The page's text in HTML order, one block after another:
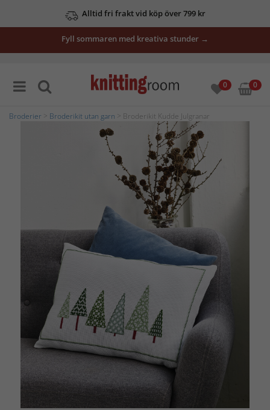
Alltid fri frakt vid köp över 799 kr
Fyll sommaren med kreativa stunder →
0 0
Broderier Broderikit utan garn > Broderikit Kudde Julgranar